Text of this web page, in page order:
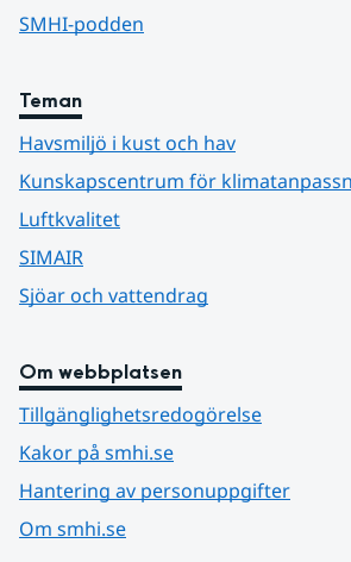
SMHI-podden
Teman
Havsmiljö i kust och hav
Kunskapscentrum för
Luftkvalitet
SIMAIR
Sjöar och vattendrag
Om webbplatsen
Tillgänglighetsredogörelse
Kakor på smhi.se
Hantering av personuppgifter
Om smhi.se